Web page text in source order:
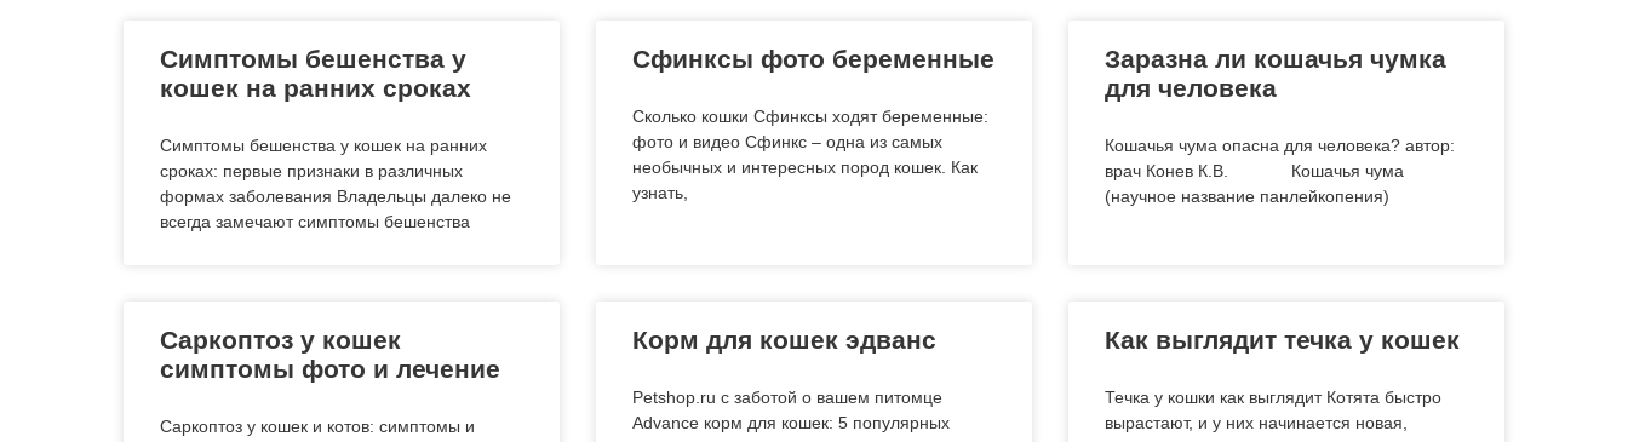
Симптомы бешенства у
кошек на ранних сроках
Симптомы бешенства у кошек на ранних
сроках: первые признаки в различных
формах заболевания Владельцы далеко не
всегда замечают симптомы бешенства
Сфинксы фото беременные
Сколько кошки Сфинксы ходят беременные:
фото и видео Сфинкс – одна из самых
необычных и интересных пород кошек. Как
узнать,
Заразна ли кошачья чумка
для человека
Кошачья чума опасна для человека? автор:
врач Конев К.В. Кошачья чума
(научное название панлейкопения)
Саркоптоз у кошек
симптомы фото и лечение
Саркоптоз у кошек и котов: симптомы и
Корм для кошек эдванс
Petshop.ru с заботой о вашем питомце
Advance корм для кошек: 5 популярных
Как выглядит течка у кошек
Течка у кошки как выглядит Котята быстро
вырастают, и у них начинается новая,